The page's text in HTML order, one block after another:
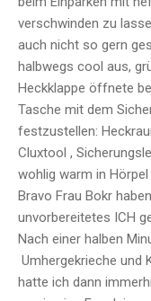
verschwinden zu
auch nicht so gern
halbwegs cool aus,
Heckklappe öffnete
Tasche mit dem
festzustellen:
Cluxtool ,
wohlig warm in
Bravo Frau Bokr
unvorbereitetes ICH
Nach einer halben
Umhergekrieche und
hatte ich dann